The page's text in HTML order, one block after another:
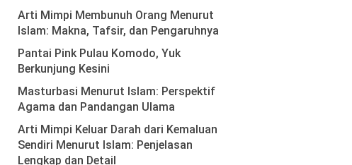
Arti Mimpi Membunuh Orang Menurut
Islam: Makna, Tafsir, dan Pengaruhnya
Pantai Pink Pulau Komodo, Yuk
Berkunjung Kesini
Masturbasi Menurut Islam: Perspektif
Agama dan Pandangan Ulama
Arti Mimpi Keluar Darah dari Kemaluan
Sendiri Menurut Islam: Penjelasan
Lengkap dan Detail